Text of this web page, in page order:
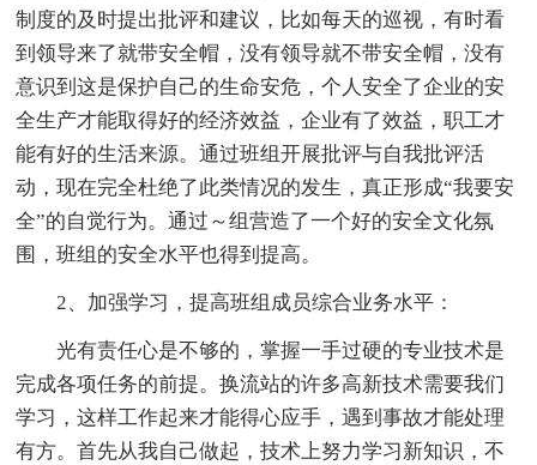
制度的及时提出批评和建议，比如每天的巡视，有时看
到领导来了就带安全帽，没有领导就不带安全帽，没有
意识到这是保护自己的生命安危，个人安全了企业的安
全生产才能取得好的经济效益，企业有了效益，职工才
能有好的生活来源。通过班组开展批评与自我批评活
动，现在完全杜绝了此类情况的发生，真正形成“我要安
全”的自觉行为。通过～组营造了一个好的安全文化氛
围，班组的安全水平也得到提高。
2、加强学习，提高班组成员综合业务水平：
光有责任心是不够的，掌握一手过硬的专业技术是
完成各项任务的前提。换流站的许多高新技术需要我们
学习，这样工作起来才能得心应手，遇到事故才能处理
有方。首先从我自己做起，技术上努力学习新知识，不